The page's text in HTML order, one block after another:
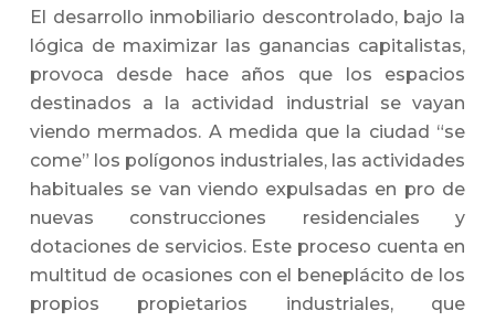
El desarrollo inmobiliario descontrolado, bajo la
lógica de maximizar las ganancias capitalistas,
provoca desde hace años que los espacios
destinados a la actividad industrial se vayan
viendo mermados. A medida que la ciudad “se
come” los polígonos industriales, las actividades
habituales se van viendo expulsadas en pro de
nuevas construcciones residenciales y
dotaciones de servicios. Este proceso cuenta en
multitud de ocasiones con el beneplácito de los
propios propietarios industriales, que